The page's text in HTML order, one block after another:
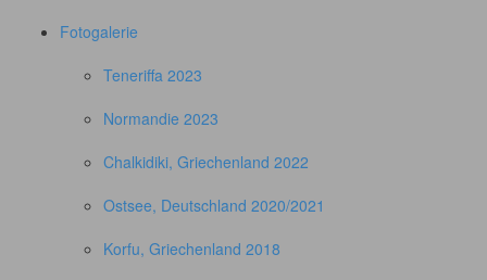
Fotogalerie
Teneriffa 2023
Normandie 2023
Chalkidiki, Griechenland 2022
Ostsee, Deutschland 2020/2021
Korfu, Griechenland 2018